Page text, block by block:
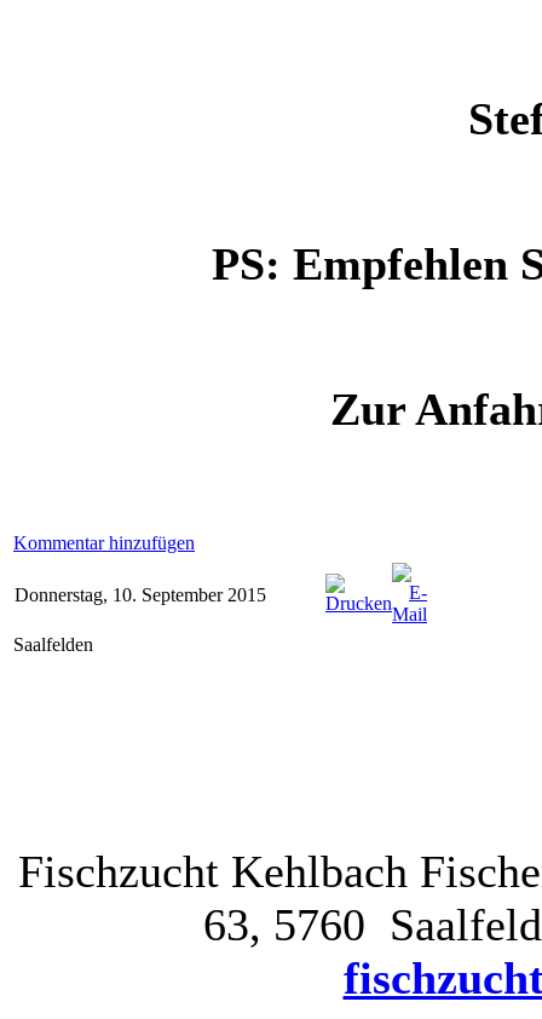
PS: Empfehlen
Zur
Kommentar hinzufügen
Donnerstag, 10. September 2015
Saalfelden
Fischzucht Kehlbach
63, 5760